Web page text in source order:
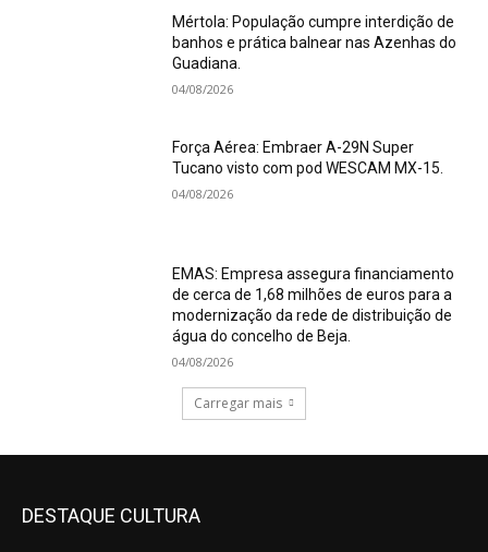
Mértola: População cumpre interdição de
banhos e prática balnear nas Azenhas do
Guadiana.
04/08/2026
Força Aérea: Embraer A-29N Super
Tucano visto com pod WESCAM MX-15.
04/08/2026
EMAS: Empresa assegura financiamento
de cerca de 1,68 milhões de euros para a
modernização da rede de distribuição de
água do concelho de Beja.
04/08/2026
Carregar mais
DESTAQUE CULTURA